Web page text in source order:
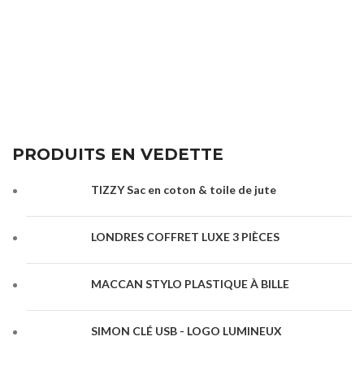
PRODUITS EN VEDETTE
TIZZY Sac en coton & toile de jute
LONDRES COFFRET LUXE 3 PIÈCES
MACCAN STYLO PLASTIQUE À BILLE
SIMON CLÉ USB - LOGO LUMINEUX